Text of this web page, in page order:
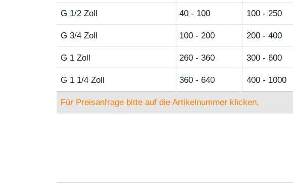
G 1/2 Zoll 40 - 100 100 - 250
G 3/4 Zoll 100 - 200 200 - 400
G 1 Zoll 260 - 360 300 - 600
G 1 1/4 Zoll 360 - 640 400 - 1000
Für Preisanfrage bitte auf die Artikelnummer klicken.